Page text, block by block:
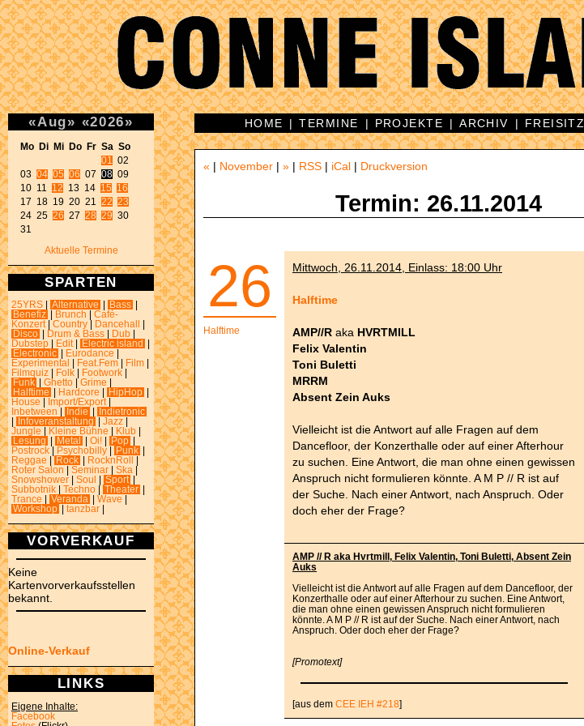
«Aug» «2026»
Mo Di Mi Do Fr Sa So
01
02
03 04 05 06 07 08 09
10 11 12 13 14 15
16
17 18 19 20 21 22 23
24 25 26 27 28 29 30
31
Aktuelle Termine
SPARTEN
25YRS Alternative Bass
Benefiz
Brunch
Café-
Konzert
Country Dancehall
Disco
Drum & Bass Dub
Dubstep
Edit Electric island
Electronic
Eurodance
Experimental
Feat.Fem Film
Filmquiz
Folk Footwork
Funk
Ghetto Grime
Halftime
Hardcore HipHop
House
Import/Export
Inbetween
Indie
Indietronic
Infoveranstaltung Jazz
Jungle
Kleine Bühne Klub
Lesung
Metal Oi! Pop
Postrock
Psychobilly Punk
Reggae
Rock RocknRoll
Roter Salon
Seminar Ska
Snowshower
Soul Sport
Subbotnik
Techno Theater
Trance
Veranda Wave
Workshop
tanzbar
VORVERKAUF
Keine
Kartenvorverkaufsstellen
bekannt.
Online-Verkauf
LINKS
Eigene Inhalte:
Facebook
HOME |TERMINE | PROJEKTE |ARCHIV | FREISITZ
« | November | » | RSS | iCal | Druckversion
Termin: 26.11.2014
26
Halftime
Mittwoch, 26.11.2014, Einlass: 18:00 Uhr
Halftime
AMP//R aka HVRTMILL
Felix Valentin
Toni Buletti
MRRM
Absent Zein Auks
Vielleicht ist die Antwort auf alle Fragen auf dem
Dancefloor, der Konzerthalle oder auf einer Afterhour
zu suchen. Eine Antwort, die man ohne einen gewissen
Anspruch nicht formulieren könnte. A M P // R ist auf
der Suche. Nach einer Antwort, nach Anspruch. Oder
doch eher der Frage?
AMP // R aka Hvrtmill, Felix Valentin, Toni Buletti, Absent Zein
Auks
Vielleicht ist die Antwort auf alle Fragen auf dem Dancefloor, der
Konzerthalle oder auf einer Afterhour zu suchen. Eine Antwort,
die man ohne einen gewissen Anspruch nicht formulieren
könnte. A M P // R ist auf der Suche. Nach einer Antwort, nach
Anspruch. Oder doch eher der Frage?
[Promotext]
[aus dem CEE IEH #218]